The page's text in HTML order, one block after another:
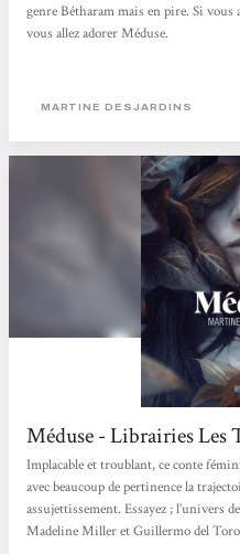
genre Bétharam mais en pire. Si
vous allez adorer Méduse.
MARTINE DESJARDINS
Méduse - Librairies Les
Implacable et troublant, ce conte
avec beaucoup de pertinence la
assujettissement. Essayez ; l’univers
Madeline Miller et Guillermo del